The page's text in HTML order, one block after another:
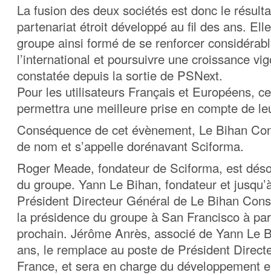
La fusion des deux sociétés est donc le
partenariat étroit développé au fil des ans.
groupe ainsi formé de se renforcer
l’international et poursuivre une croissance
constatée depuis la sortie de PSNext.
Pour les utilisateurs Français et Européens,
permettra une meilleure prise en compte de
Conséquence de cet évènement, Le Bihan
de nom et s’appelle dorénavant Sciforma.
Roger Meade, fondateur de Sciforma, est
du groupe. Yann Le Bihan, fondateur et
Président Directeur Général de Le Bihan
la présidence du groupe à San Francisco à
prochain. Jérôme Anrès, associé de Yann Le
ans, le remplace au poste de Président
France, et sera en charge du développement